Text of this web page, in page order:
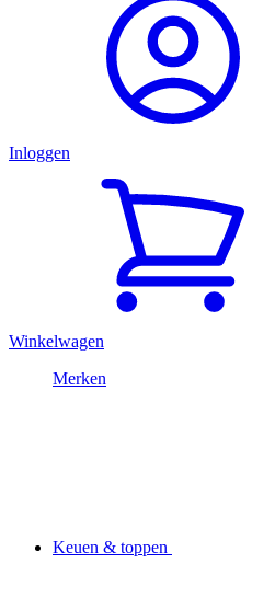
Inloggen
Winkelwagen
Merken
Keuen & toppen